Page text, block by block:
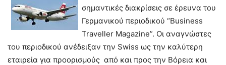
σημαντικές διακρίσεις σε έρευνα του
Γερμανικού περιοδικού “Business
Traveller Magazine”. Οι αναγνώστες
του περιοδικού ανέδειξαν την Swiss ως την καλύτερη
εταιρεία για προορισμούς από και προς την Βόρεια και